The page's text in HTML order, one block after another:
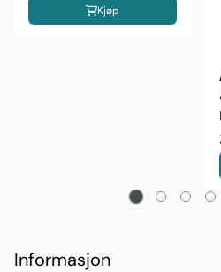
Kjøp
Informasjon